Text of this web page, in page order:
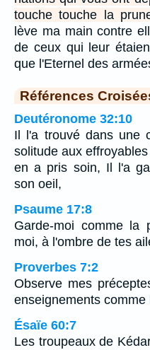
touche touche la
lève ma main contre
de ceux qui leur
que l'Eternel des
Références
Deutéronome 32:10
Il l'a trouvé dans une
solitude aux
en a pris soin, Il l'a
son oeil,
Psaume 17:8
Garde-moi comme la
moi, à l'ombre de tes
Proverbes 7:2
Observe mes
enseignements
Ésaïe 60:7
Les troupeaux de